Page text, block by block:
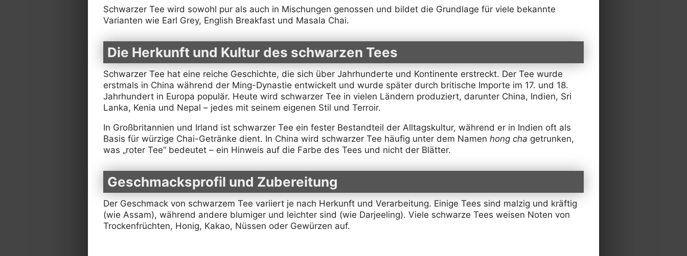
Schwarzer Tee wird sowohl pur als auch in Mischungen genossen und bildet die Grundlage für viele bekannte
Varianten wie Earl Grey, English Breakfast und Masala Chai.
Die Herkunft und Kultur des schwarzen Tees
Schwarzer Tee hat eine reiche Geschichte, die sich über Jahrhunderte und Kontinente erstreckt. Der Tee wurde
erstmals in China während der Ming-Dynastie entwickelt und wurde später durch britische Importe im 17. und 18.
Jahrhundert in Europa populär. Heute wird schwarzer Tee in vielen Ländern produziert, darunter China, Indien, Sri
Lanka, Kenia und Nepal – jedes mit seinem eigenen Stil und Terroir.
In Großbritannien und Irland ist schwarzer Tee ein fester Bestandteil der Alltagskultur, während er in Indien oft als
Basis für würzige Chai-Getränke dient. In China wird schwarzer Tee häufig unter dem Namen hong cha getrunken,
was „roter Tee“ bedeutet – ein Hinweis auf die Farbe des Tees und nicht der Blätter.
Geschmacksprofil und Zubereitung
Der Geschmack von schwarzem Tee variiert je nach Herkunft und Verarbeitung. Einige Tees sind malzig und kräftig
(wie Assam), während andere blumiger und leichter sind (wie Darjeeling). Viele schwarze Tees weisen Noten von
Trockenfrüchten, Honig, Kakao, Nüssen oder Gewürzen auf.